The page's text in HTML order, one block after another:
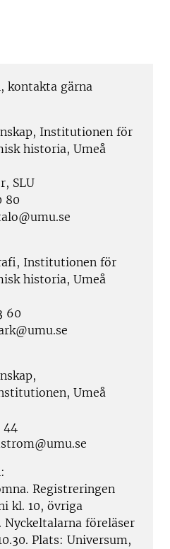
kontakta gärna
Institutionen för
historia, Umeå
SLU
80
Institutionen för
historia, Umeå
60
Umeå
44
Registreringen
kl. 10, övriga
Nyckeltalarna föreläser
Plats: Universum,